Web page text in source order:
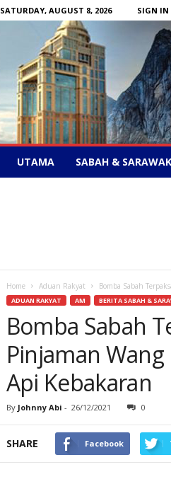
SATURDAY, AUGUST 8, 2026 SIGN IN
UTAMA SABAH & SARAWAK
Home Aduan Rakyat Bomba Sabah
ADUAN RAKYAT AM BERITA SABAH &
Bomba Sabah
Pinjaman
Api Kebakaran
By Johnny Abi - 26/12/2021 0
SHARE Facebook